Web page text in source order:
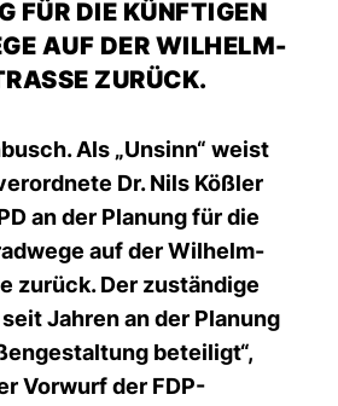
DIE KÜNFTIGEN F
AUF DER WILHELM-E
ZURÜCK.
Als „Unsinn“ weist
Dr. Nils Kößler
an der Planung für die
auf der Wilhelm-
zurück. Der zuständige
Jahren an der Planung
beteiligt“,
Vorwurf der FDP-